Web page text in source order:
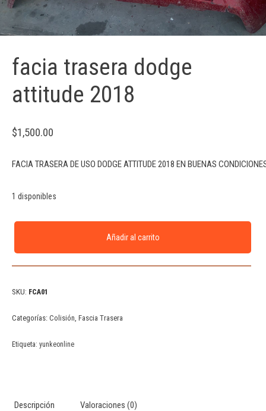
facia trasera dodge
attitude 2018
$1,500.00
FACIA TRASERA DE USO DODGE ATTITUDE 2018 EN BUENAS
1 disponibles
Añadir al carrito
SKU: FCA01
Categorías: Colisión, Fascia Trasera
Etiqueta: yunkeonline
Descripción Valoraciones (0)